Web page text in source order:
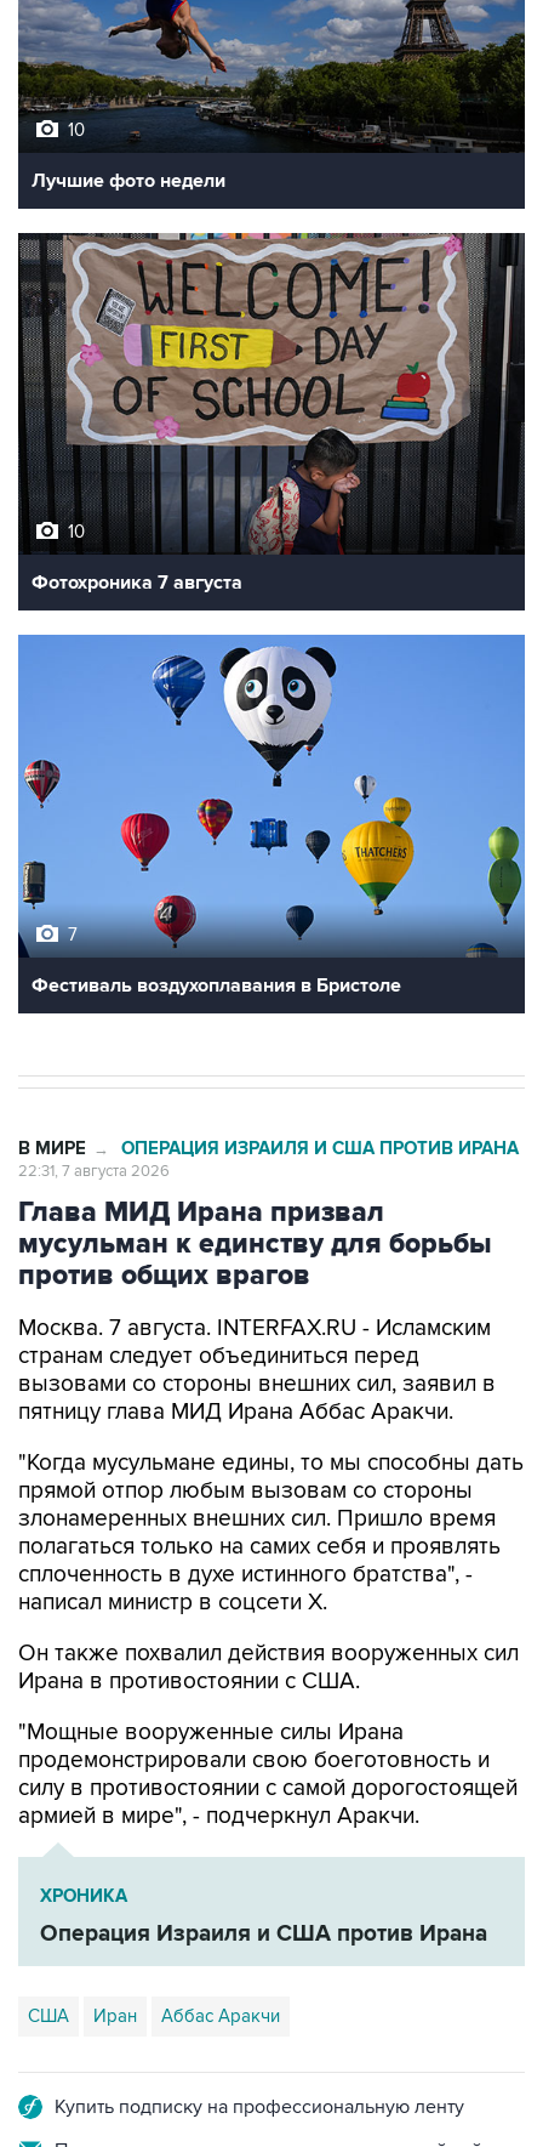
10
Лучшие фото недели
10
Фотохроника 7 августа
Фестиваль воздухоплавания в Бристоле
Глава МИД Ирана призвал
мусульман к единству для борьбы
против общих врагов
Москва. 7 августа. INTERFAX.RU - Исламским
вызовами со стороны внешних сил, заявил в
пятницу глава МИД Ирана Аббас Аракчи.
"Когда мусульмане едины, то мы способны дать
злонамеренных внешних сил. Пришло время
полагаться только на самих себя и проявлять
сплоченность в духе истинного братства", -
написал министр в соцсети Х.
Он также похвалил действия вооруженных сил
"Мощные вооруженные силы Ирана
силу в противостоянии с самой дорогостоящей
армией в мире", - подчеркнул Аракчи.
ХРОНИКА
Операция Израиля и США против Ирана
США Иран Аббас Аракчи
Подписаться на рассылку главных новостей сайта